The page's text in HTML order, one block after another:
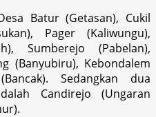
Batur (Getasan), Cukil
Pager (Kaliwungu),
Sumberejo (Pabelan),
(Banyubiru), Kebondalem
Sedangkan dua
Candirejo (Ungaran